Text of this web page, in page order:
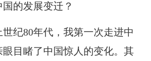
的发展变迁？
80年代，我第一次走进中
眼目睹了中国惊人的变化。其